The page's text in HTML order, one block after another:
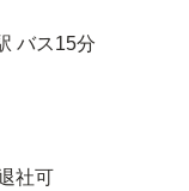
バス15分
社可